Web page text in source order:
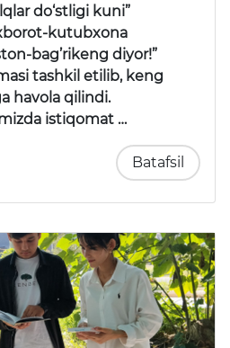
do‘stligi kuni”
kutubxona
bag’rikeng diyor!”
tashkil etilib, keng
havola qilindi.
istiqomat …
Batafsil